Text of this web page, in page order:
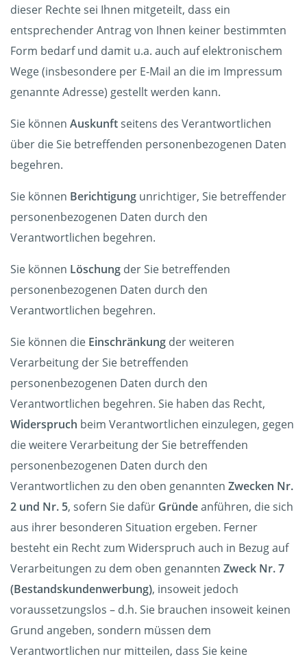
dieser Rechte sei Ihnen mitgeteilt, dass ein
entsprechender Antrag von Ihnen keiner bestimmten
Form bedarf und damit u.a. auch auf elektronischem
Wege (insbesondere per E-Mail an die im Impressum
genannte Adresse) gestellt werden kann.
Sie können Auskunftseitens des Verantwortlichen
über die Sie betreffenden personenbezogenen Daten
begehren.
Sie können Berichtigung unrichtiger, Sie betreffender
personenbezogenen Daten durch den
Verantwortlichen begehren.
Sie können Löschung der Sie betreffenden
personenbezogenen Daten durch den
Verantwortlichen begehren.
Sie können die Einschränkung der weiteren
Verarbeitung der Sie betreffenden
personenbezogenen Daten durch den
Verantwortlichen begehren. Sie haben das Recht,
Widerspruch beim Verantwortlichen einzulegen, gegen
die weitere Verarbeitung der Sie betreffenden
personenbezogenen Daten durch den
Verantwortlichen zu den oben genannten Zwecken Nr.
2 und Nr. 5, sofern Sie dafür Gründeanführen, die sich
aus ihrer besonderen Situation ergeben. Ferner
besteht ein Recht zum Widerspruch auch in Bezug auf
Verarbeitungen zu dem oben genannten Zweck Nr. 7
(Bestandskundenwerbung), insoweit jedoch
voraussetzungslos – d.h. Sie brauchen insoweit keinen
Grund angeben, sondern müssen dem
Verantwortlichen nur mitteilen, dass Sie keine